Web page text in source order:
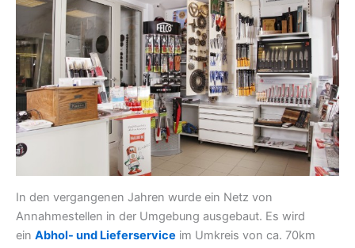
In den vergangenen Jahren wurde ein Netz von
Annahmestellen in der Umgebung ausgebaut. Es wird
ein Abhol- und Lieferservice im Umkreis von ca. 70km